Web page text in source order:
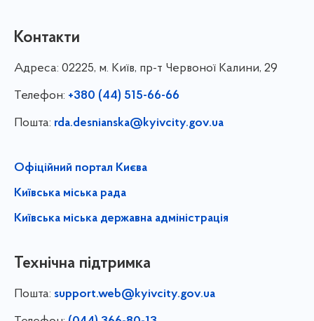
Контакти
Адреса: 02225, м. Київ, пр-т Червоної Калини, 29
Телефон: +380 (44) 515-66-66
Пошта: rda.desnianska@kyivcity.gov.ua
Офіційний портал Києва
Київська міська рада
Київська міська державна адміністрація
Технічна підтримка
Пошта: support.web@kyivcity.gov.ua